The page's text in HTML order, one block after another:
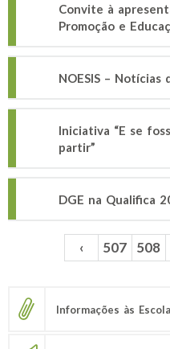
Convite à
Promoção e
NOESIS – Notícias
Iniciativa “E se
partir”
DGE na Qualifica
Páginas ‹ 507 508
Informações às